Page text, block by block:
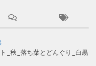
_秋_落ち葉とどんぐり_白黒